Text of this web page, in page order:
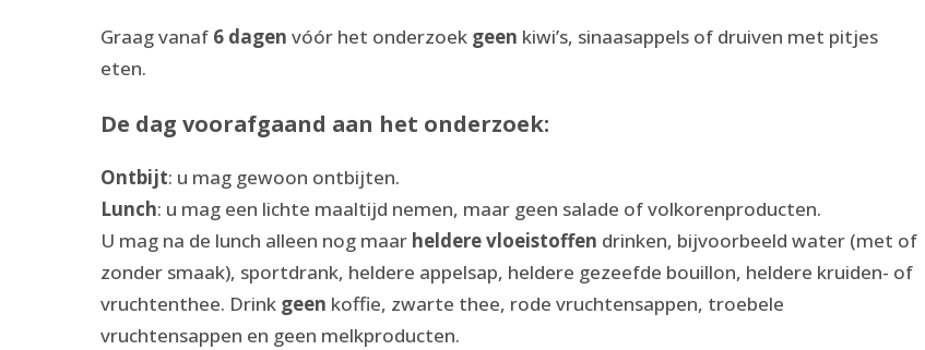
Graag vanaf 6 dagenvóór het onderzoek geen kiwi’s, sinaasappels of druiven met pitjes
eten.
De dag voorafgaand aan het onderzoek:
Ontbijt: u mag gewoon ontbijten.
Lunch: u mag een lichte maaltijd nemen, maar geen salade of volkorenproducten.
U mag na de lunch alleen nog maar heldere vloeistoffen drinken, bijvoorbeeld water (met of
zonder smaak), sportdrank, heldere appelsap, heldere gezeefde bouillon, heldere kruiden- of
vruchtenthee. Drink geen koffie, zwarte thee, rode vruchtensappen, troebele
vruchtensappen en geen melkproducten.